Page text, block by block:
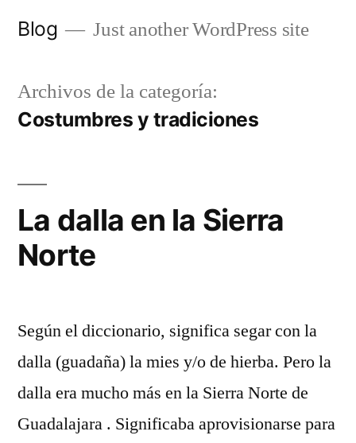
Blog Just another WordPress site
Archivos de la categoría:
Costumbres y tradiciones
La dalla en la Sierra
Norte
Según el diccionario, significa segar con la
dalla (guadaña) la mies y/o de hierba. Pero la
dalla era mucho más en la Sierra Norte de
Guadalajara . Significaba aprovisionarse para